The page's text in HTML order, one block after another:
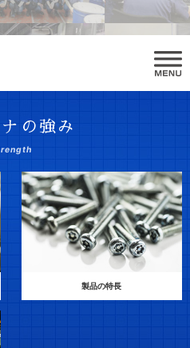
の強み
製品の特長